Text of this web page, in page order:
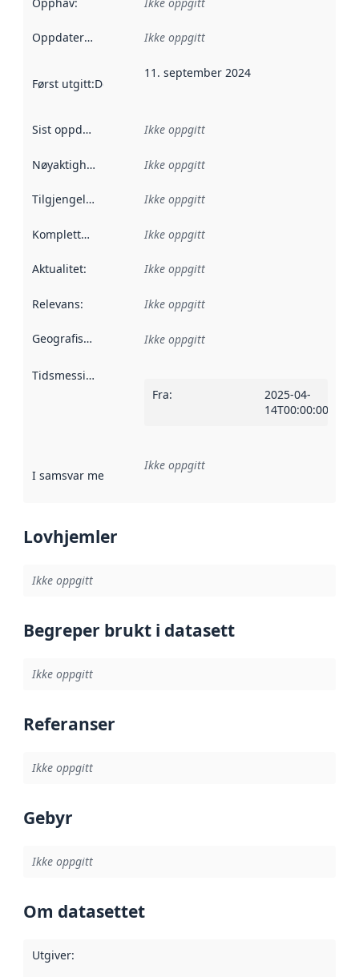
Oppdateringsfrekvens :
Ikke oppgitt
Først utgitt:Denne datoen sier når dataene i dette
11. september 2024
Sist oppdatert Ikke oppgitt
Nøyaktighet Ikke oppgitt
Tilgjengelighet Ikke oppgitt
Kompletthet Ikke oppgitt
Aktualitet: Ikke oppgitt
Relevans: Ikke oppgitt
Geografisk avgrensning :
Ikke oppgitt
Tidsmessig avgrensning
Fra:
2025-04-
14T00:00:00Z
I samsvar med Referanse til en implementasjonsregel
Ikke oppgitt
Lovhjemler
Ikke oppgitt
Begreper brukt i datasett
Ikke oppgitt
Referanser
Ikke oppgitt
Gebyr
Ikke oppgitt
Om datasettet
Utgiver: